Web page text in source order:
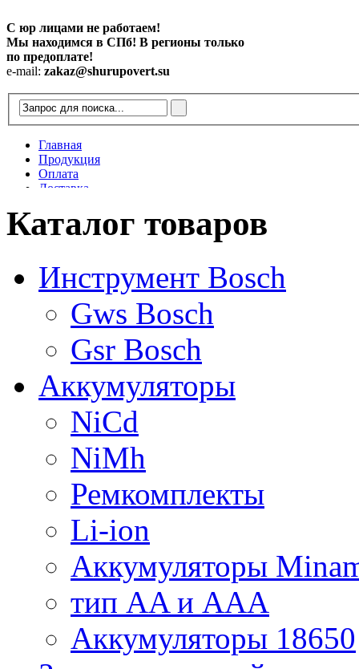
С юр лицами не работаем!
Мы находимся в СПб! В регионы только
по предоплате!
e-mail: zakaz@shurupovert.su
Главная
Продукция
Оплата
Доставка
Статьи
Каталог товаров
Инструмент Bosch
Gws Bosch
Gsr Bosch
Аккумуляторы
NiCd
NiMh
Ремкомплекты
Li-ion
Аккумуляторы
тип AA и AAA
Аккумуляторы 18650